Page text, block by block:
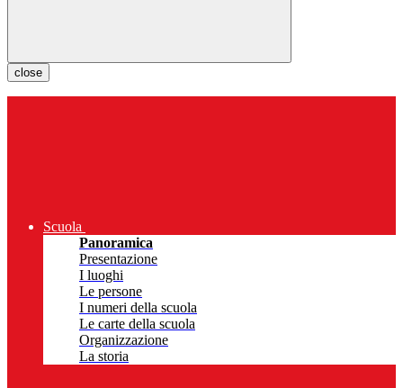
close
Scuola
Panoramica
Presentazione
I luoghi
Le persone
I numeri della scuola
Le carte della scuola
Organizzazione
La storia